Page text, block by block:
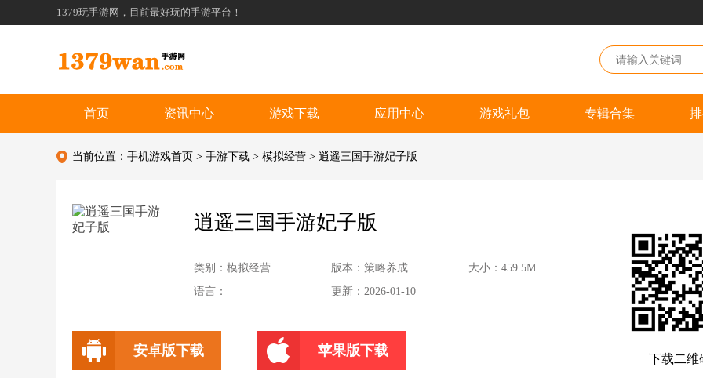
1379玩手游网，目前最好玩的手游平台！
首页 资讯中心 游戏下载 应用中心 游戏礼包 专辑合集
当前位置： 手机游戏首页 > 手游下载 > 模拟经营 > 逍遥三国手游妃子版
逍遥三国手游妃子版
类别：模拟经营 版本：策略养成
大小：459.5M
语言：
更新：2026-01-10
安卓版下载 苹果版下载
下载二维